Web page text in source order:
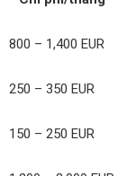
800 – 1,400 EUR
250 – 350 EUR
150 – 250 EUR